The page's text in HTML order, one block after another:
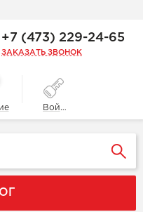
+7 (473) 229-24-65
ЗАКАЗАТЬ ЗВОНОК
Войти